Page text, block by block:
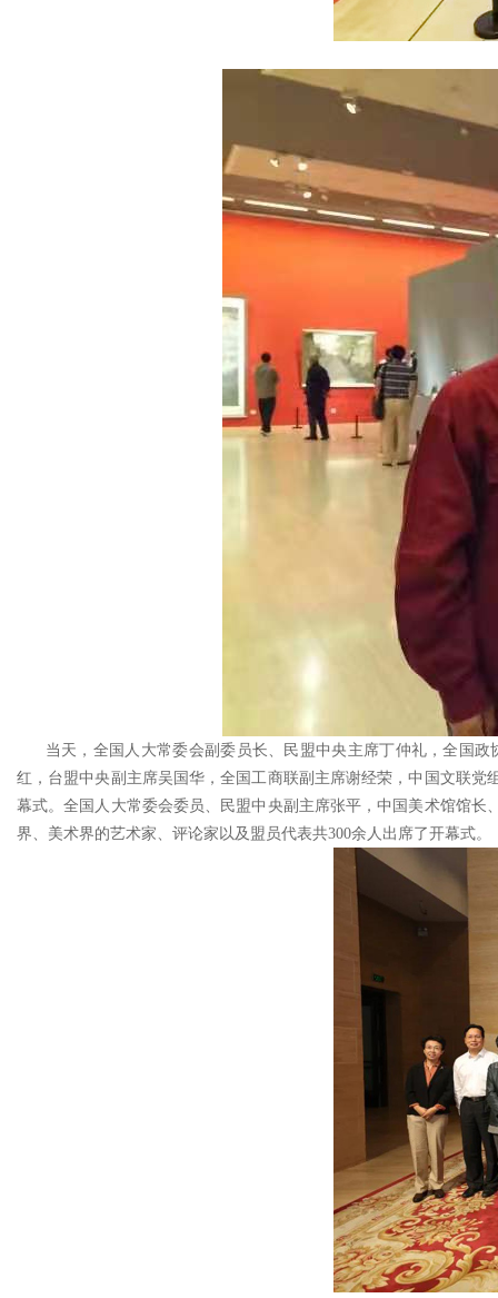
当天，全国人大常委会副委员长、民盟中央主席丁仲礼，全国政
红，台盟中央副主席吴国华，全国工商联副主席谢经荣，中国文联
幕式。全国人大常委会委员、民盟中央副主席张平，中国美术馆馆
界、美术界的艺术家、评论家以及盟员代表共300余人出席了开幕式。